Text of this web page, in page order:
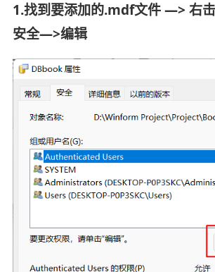
1.找到要添加的.mdf文件 —> 右
安全—>编辑